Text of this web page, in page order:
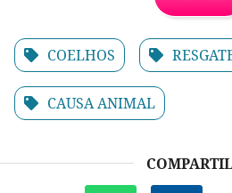
COELHOS
CAUSA ANIMAL